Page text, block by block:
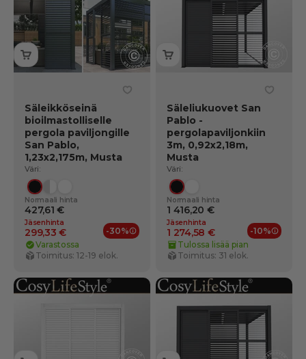
Säleikköseinä
bioilmastolliselle
pergola paviljongille
San Pablo,
1,23x2,175m, Musta
Väri:
MustaPuupinta/valkoinen
Valkoinen
Normaali hinta
427,61 €
Jäsenhinta
299,33 € -30%
Jäsenedut
Varastossa
Toimitus: 12-19 elok.
Säleliukuovet San
Pablo -
pergolapaviljonkiin
3m, 0,92x2,18m,
Musta
Väri:
MustaValkoinen
Normaali hinta
1 416,20 €
Jäsenhinta
1 274,58 € -10%
Tulossa lisää pian
Toimitus: 31 elok.